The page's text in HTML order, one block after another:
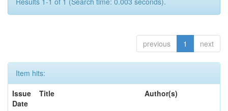
previous 1 next
Item hits:
Issue
Date
Title Author(s)